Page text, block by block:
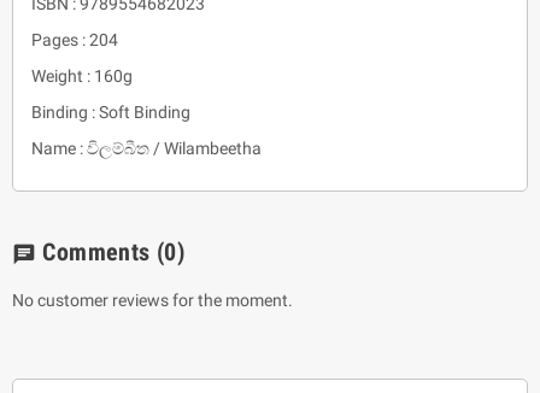
Pages : 204
Weight : 160g
Binding : Soft Binding
Name : විලම්බීත / Wilambeetha
chat Comments (0)
No customer reviews for the moment.